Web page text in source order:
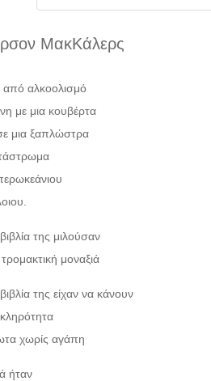
ΜακΚάλερς
από αλκοολισμό
με μια κουβέρτα
μια ξαπλώστρα
της μιλούσαν
μοναξιά
της είχαν να κάνουν
χωρίς αγάπη
ήταν